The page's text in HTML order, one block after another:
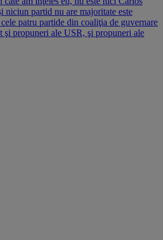
partid nu are majoritate este
patru partide din coaliţia de guvernare
propuneri ale USR, şi propuneri ale